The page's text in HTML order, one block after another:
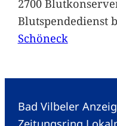
2700
Blutspendedienst
Schöneck
Bad Vilbeler